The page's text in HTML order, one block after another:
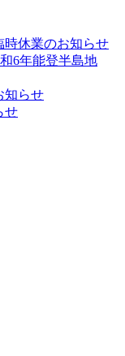
時休業のお知らせ
6年能登半島地
知らせ
せ